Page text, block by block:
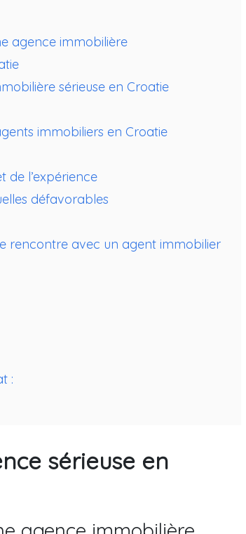
agence immobilière
sérieuse en Croatie
immobiliers en Croatie
de l’expérience
défavorables
rencontre avec un agent immobilier
:
sérieuse en